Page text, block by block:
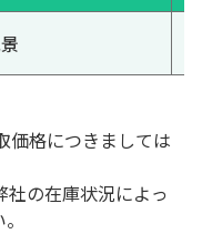
価格につきましては
の在庫状況によっ